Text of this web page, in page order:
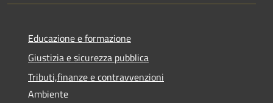
Educazione e formazione
Giustizia e sicurezza pubblica
Tributi,finanze e contravvenzioni
Ambiente